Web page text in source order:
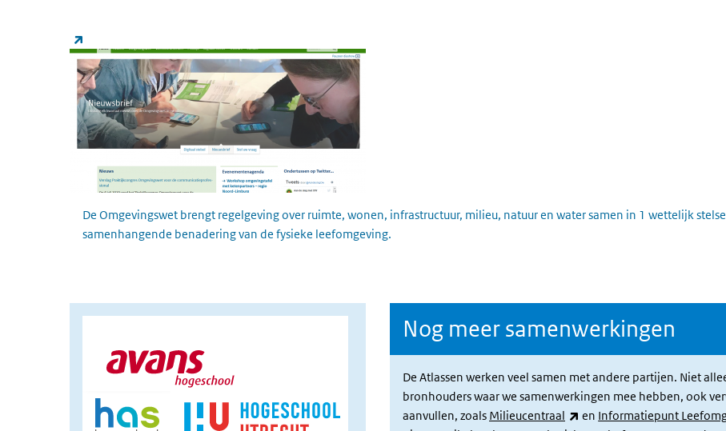
Omgevingswet
(externe link)
De Omgevingswet brengt regelgeving over ruimte, wonen, infrastructuur, milieu, natuur en water samen in 1 wettelijk
samenhangende benadering van de fysieke leefomgeving.
Nog meer samenwerkingen
De Atlassen werken veel samen met andere partijen. Niet
bronhouders waar we samenwerkingen mee hebben, ook
aanvullen, zoals Milieucentraal (externe link)
en Informatiepunt